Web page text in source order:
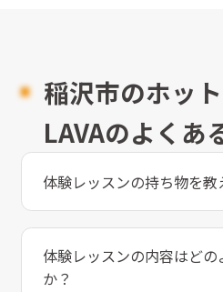
稲沢市のホッ
LAVAのよくあ
体験レッスンの持ち物を教
体験レッスンの内容はど
か？